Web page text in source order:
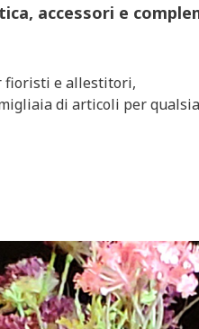
accessori e
fioristi e allestitori,
di articoli per